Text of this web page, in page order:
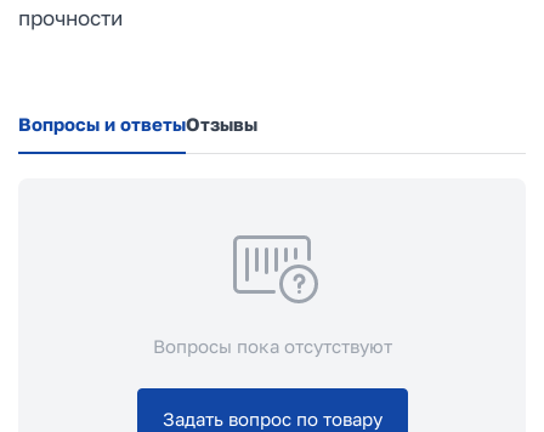
прочности
Вопросы и ответыОтзывы
Вопросы пока отсутствуют
Задать вопрос по товару